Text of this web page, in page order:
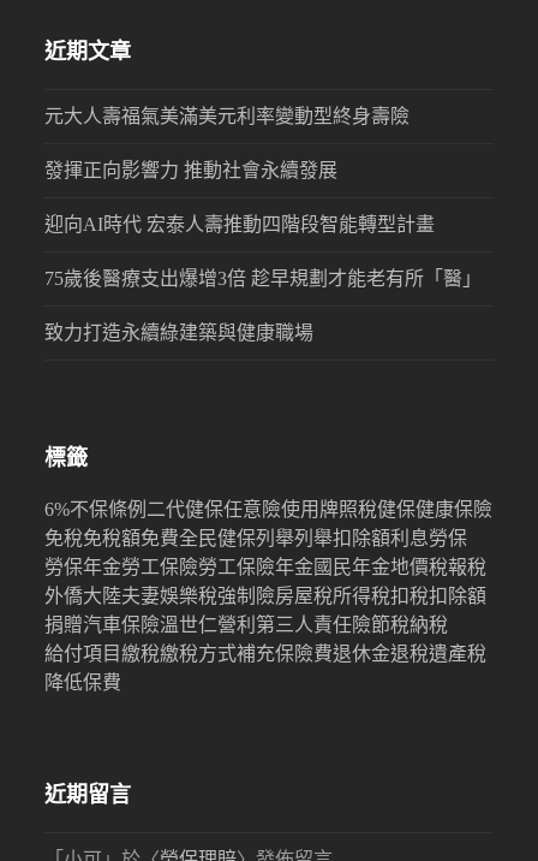
近期文章
元大人壽福氣美滿美元利率變動型終身壽險
發揮正向影響力 推動社會永續發展
迎向AI時代 宏泰人壽推動四階段智能轉型計畫
75歲後醫療支出爆增3倍 趁早規劃才能老有所「醫」
致力打造永續綠建築與健康職場
標籤
6%不保條例 二代健保任意險使用牌照稅健保健康保險
免稅免稅額免費全民健保列舉列舉扣除額利息勞保
勞保年金勞工保險勞工保險年金國民年金地價稅報稅
外僑大陸夫妻娛樂稅強制險房屋稅所得稅扣稅扣除額
捐贈汽車保險溫世仁營利 第三人責任險節稅納稅
給付項目繳稅繳稅方式補充保險費退休金退稅遺產稅
降低保費
近期留言